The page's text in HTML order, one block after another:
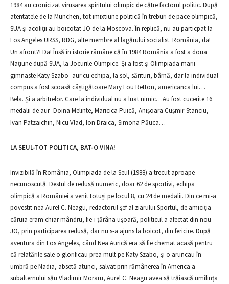
1984 au cronicizat virusarea spiritului olimpic de către factorul politic. După
atentatele de la Munchen, tot imixtiune politică în treburi de pace olimpică,
SUA și acoliții au boicotat JO de la Moscova. În replică, nu au particpat la
Los Angeles URSS, RDG, alte membre al lagărului socialist. România, da!
Un afront?! Da! Însă în istorie râmâne că în 1984 România a fost a doua
Națiune după SUA, la Jocurile Olimpice. Și a fost și Olimpiada marii
gimnaste Katy Szabo- aur cu echipa, la sol, sărituri, bârnă, dar la individual
compus a fost scoasă câștigătoare Mary Lou Retton, americanca lui…
Bela. Și a arbitrelor. Care la individual nu a luat nimic…Au fost cucerite 16
medalii de aur- Doina Melinte, Maricica Puică, Anișoara Cușmir-Stanciu,
Ivan Patzaichin, Nicu Vlad, Ion Draica, Simona Păuca…
LA SEUL-TOT POLITICA, BAT-O VINA!
Invizibilă în România, Olimpiada de la Seul (1988) a trecut aproape
necunoscută. Destul de redusă numeric, doar 62 de sportivi, echipa
olimpică a României a venit totuși pe locul 8, cu 24 de medalii. Din ce mi-a
povestit nea Aurel C. Neagu, redactorul șef al ziarului Sportul, de amiciția
căruia eram chiar mândru, fie-i țărâna ușoară, politicul a afectat din nou
JO, prin participarea redusă, dar nu s-a ajuns la boicot, din fericire. După
aventura din Los Angeles, când Nea Aurică era să fie chemat acasă pentru
că relatările sale o glorificau prea mult pe Katy Szabo, și o aruncau în
umbră pe Nadia, absetă atunci, salvat prin rămânerea în America a
subalternului său Vladimir Moraru, Aurel C. Neagu avea să trăiască umilința